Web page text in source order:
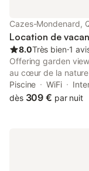
Cazes-Mondenard,
Location de
8.0Très bien⋅1
Offering garden
au cœur de la
dégagée - Jardin -
- Belles prestations
Piscine WiFi
dès 309 € par nuit